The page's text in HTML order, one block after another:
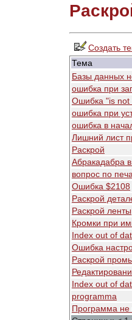
Создать
Тема
Базы данных
ошибка при
Ошибка "is not
ошибка при
ошибка в
Лишний лист
Раскрой
Абракадабра в
вопрос по
Ошибка $2108
Раскрой
Раскрой ленты
Кромки при
Index out of
Ошибка
Раскрой
Index out of
programma
Программа не